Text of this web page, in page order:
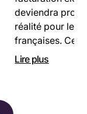
deviendra
réalité pour les
françaises.
Lire plus